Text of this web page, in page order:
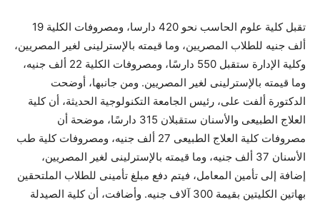
تقبل كلية علوم الحاسب نحو 420 دارسا، ومصروفات الكلية 19
ألف جنيه للطلاب المصريين، وما قيمته بالإسترلينى لغير المصريين،
وكلية الإدارة ستقبل 550 دارسًا، ومصروفات الكلية 22 ألف جنيه،
وما قيمته بالإسترلينى لغير المصريين. ومن جانبها، أوضحت
الدكتورة ألفت على، رئيس الجامعة التكنولوجية الحديثة، أن كلية
العلاج الطبيعى والأسنان ستقبلان 315 دارسًا، موضحة أن
مصروفات كلية العلاج الطبيعى 27 ألف جنيه، ومصروفات كلية طب
الأسنان 37 ألف جنيه، وما قيمته بالإسترلينى لغير المصريين،
إضافة إلى تأمين المعامل، فيتم دفع مبلغ تأمينى للطلاب الملتحقين
بهاتين الكليتين بقيمة 300 آلاف جنيه. وأضافت، أن كلية الصيدلة